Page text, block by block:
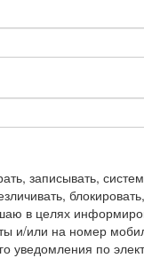
записывать,
в целях
и/или на номер
уведомления по